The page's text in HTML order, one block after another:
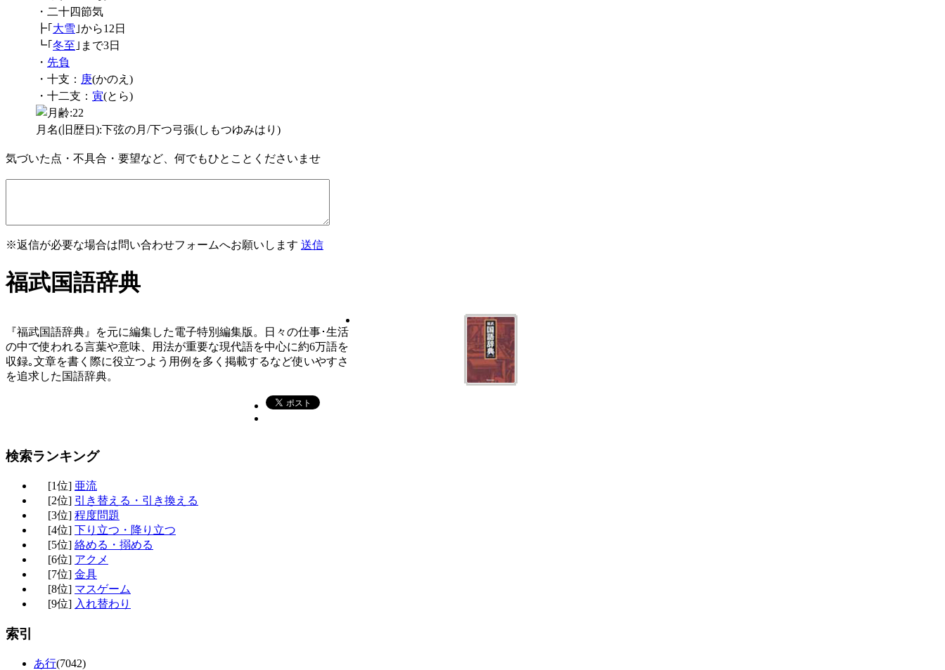
・二十四節気
┣｢ 大雪 ｣から12日
┗｢ 冬至 ｣まで3日
・ 先負
・十支： 庚(かのえ)
・十二支： 寅(とら)
月名(旧歴日):下弦の月/下つ弓張(しもつゆみはり)
気づいた点・不具合・要望など、何でもひとことくださいませ
※返信が必要な場合は問い合わせフォームへお願いします 送信
福武国語辞典
『福武国語辞典』を元に編集した電子特別編集版。日々の仕事･生活
の中で使われる言葉や意味、用法が重要な現代語を中心に約6万語を
収録｡文章を書く際に役立つよう用例を多く掲載するなど使いやすさ
を追求した国語辞典。
検索ランキング
[1位] 亜流
[2位] 引き替える・引き換える
[3位] 程度問題
[4位] 下り立つ・降り立つ
[5位] 絡める・搦める
[6位] アクメ
[7位] 金具
[8位] マスゲーム
[9位] 入れ替わり
索引
あ行(7042)